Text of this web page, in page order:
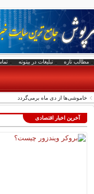
مطالب تازه تبلیغات در بیتوته
خاموشی‌ها از دی ماه برمی‌گردد
آخرین اخبار اقتصادی